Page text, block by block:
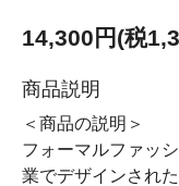
14,300円(税
商品説明
＜商品の説明＞
フォーマルファッ
業でデザインされ